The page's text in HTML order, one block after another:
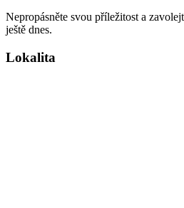
Nepropásněte svou příležitost a
ještě dnes.
Lokalita